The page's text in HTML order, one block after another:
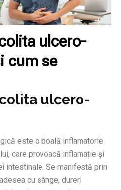
ulcero-
cum se
ulcero-
este o boală inflamatorie
care provoacă inflamație și
intestinale. Se manifestă prin
cu sânge, dureri